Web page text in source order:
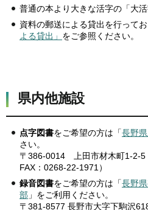
普通の本より大きな活字の「大
資料の郵送による貸出を行って
よる貸出」 をご参照ください。
県内他施設
点字図書をご希望の方は「長野
さい。
〒386-0014 上田市材木町1-2-
FAX：0268-22-1971）
録音図書をご希望の方は「長野
部 」をご利用ください。
〒381-8577 長野市大字下駒沢